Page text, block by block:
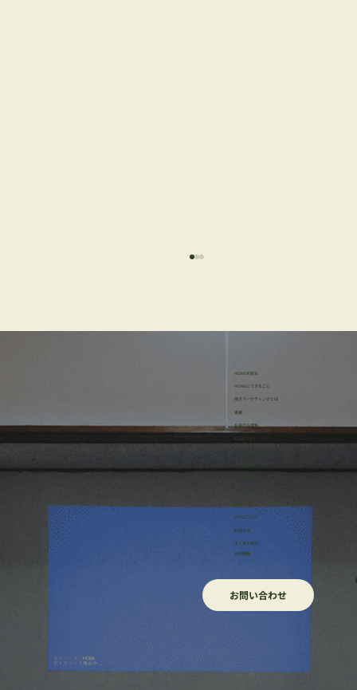
【2024年版】地方創生/まちづくりに役立
つおすすめの本とは？注目の書籍をご紹
HONEを知る
HONEにできること
地方マーケティングとは
実績
お役立ち資料
・リサーチサポートプラン
・事業伴走プラン
ほねろぐ
HONEブログ
​お知らせ
よくある質問
採用情報
お問い合わせ